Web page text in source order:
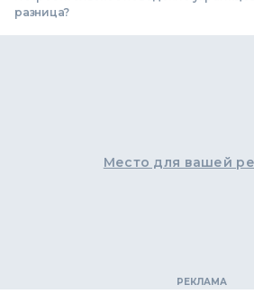
разница?
Место для вашей